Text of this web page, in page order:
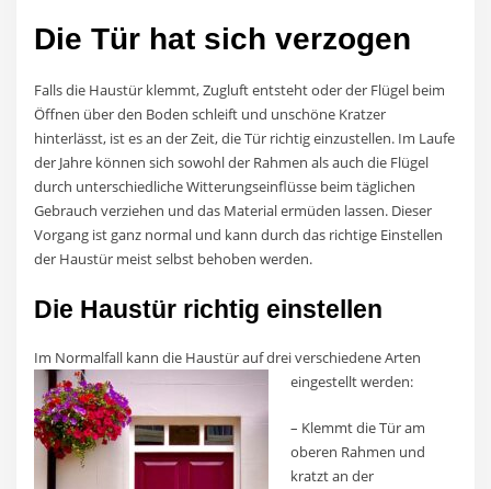
Die Tür hat sich verzogen
Falls die Haustür klemmt, Zugluft entsteht oder der Flügel beim
Öffnen über den Boden schleift und unschöne Kratzer
hinterlässt, ist es an der Zeit, die Tür richtig einzustellen. Im Laufe
der Jahre können sich sowohl der Rahmen als auch die Flügel
durch unterschiedliche Witterungseinflüsse beim täglichen
Gebrauch verziehen und das Material ermüden lassen. Dieser
Vorgang ist ganz normal und kann durch das richtige Einstellen
der Haustür meist selbst behoben werden.
Die Haustür richtig einstellen
Im Normalfall kann die Haustür auf drei verschiedene Arten
eingestellt werden:
– Klemmt die Tür am
oberen Rahmen und
kratzt an der